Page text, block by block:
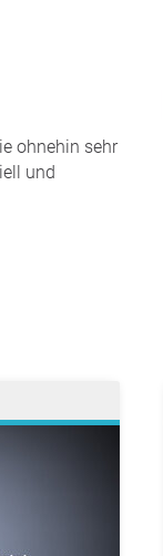
ohnehin sehr
und